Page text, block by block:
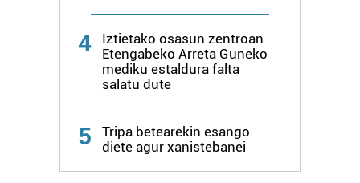
4
Iztietako osasun zentroan
Etengabeko Arreta Guneko
mediku estaldura falta
salatu dute
5
Tripa betearekin esango
diete agur xanistebanei